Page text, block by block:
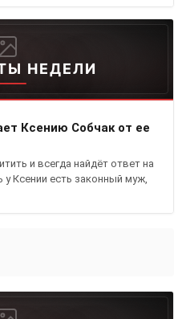
НЕДЕЛИ
Ксению Собчак от ее
и всегда найдёт ответ на
Ксении есть законный муж,